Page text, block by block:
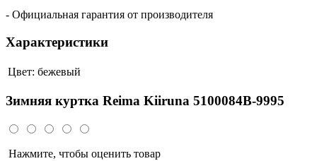
- Официальная гарантия от производителя
Характеристики
Цвет: бежевый
Зимняя куртка Reima Kiiruna 5100084B-9995
Нажмите, чтобы оценить товар